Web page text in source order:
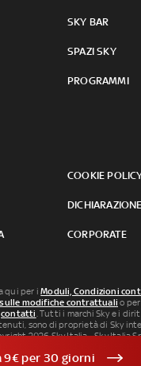
SKY BAR
SPAZI SKY
PROGRAMMI
COOKIE
CORPORATE
qui per iModuli, Condizioni
modifiche contrattuali o
contatti. Tutti i marchi Sky e i
sono di proprietà di Sky
2026 Sky Italia - Sky Italia
SkyTG24: ISSN 3035-
Abusi
9€ per 30 giorni